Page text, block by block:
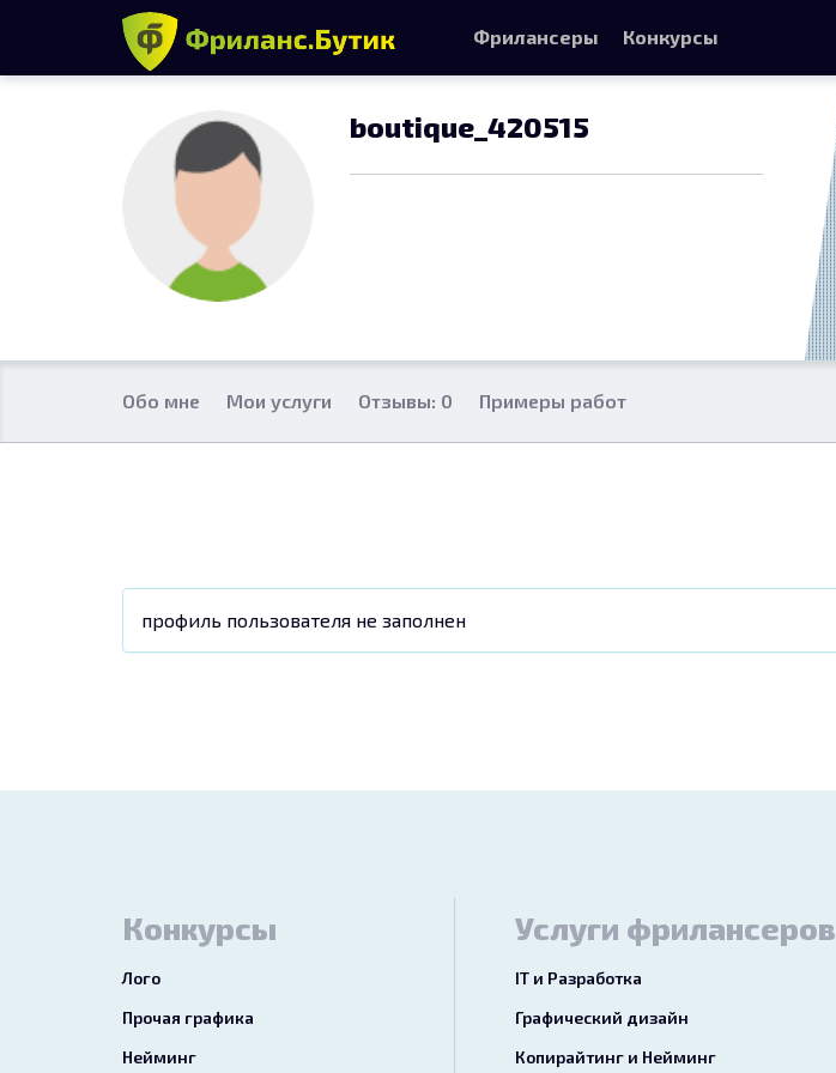
boutique_420515
Обо мне Мои услуги Отзывы: 0 Примеры работ
профиль пользователя не заполнен
Фрилансеры Конкурсы
Конкурсы
Лого
Прочая графика
Нейминг
Услуги фрилансеров
IT и Разработка
Графический дизайн
Копирайтинг и Нейминг